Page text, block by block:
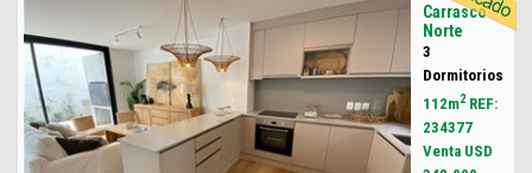
Carrasco
Norte
3
Dormitorios
112m2REF:
234377
Venta USD